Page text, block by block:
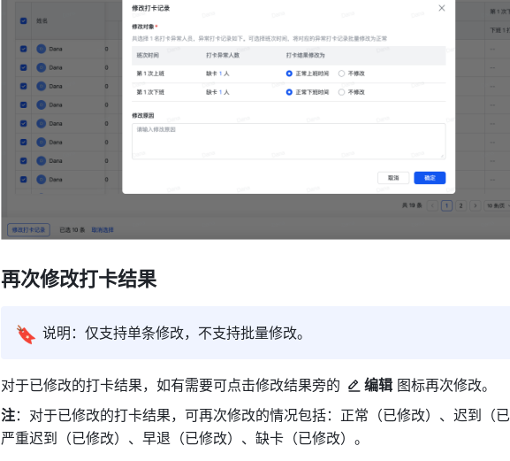
再次修改打卡结果
🔖 说明：仅支持单条修改，不支持批量修改。
对于已修改的打卡结果，如有需要可点击修改结果旁的 编辑 图标再次修改。
注：对于已修改的打卡结果，可再次修改的情况包括：正常（已修改）、迟到（
严重迟到（已修改）、早退（已修改）、缺卡（已修改）。